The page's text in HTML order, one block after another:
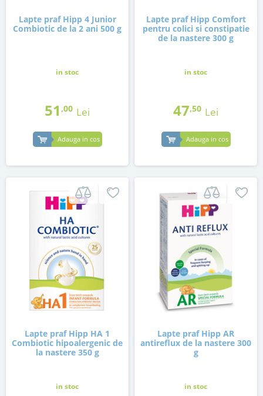
Lapte praf Hipp 4 Junior
Combiotic de la 2 ani 500 g
in stoc
51 ,00 Lei
Adauga in cos
Lapte praf Hipp Comfort
pentru colici si constipatie
de la nastere 300 g
in stoc
47,50 Lei
Adauga in cos
Lapte praf Hipp HA 1
Combiotic hipoalergenic de
la nastere 350 g
in stoc
Lapte praf Hipp AR
antireflux de la nastere 300
g
in stoc